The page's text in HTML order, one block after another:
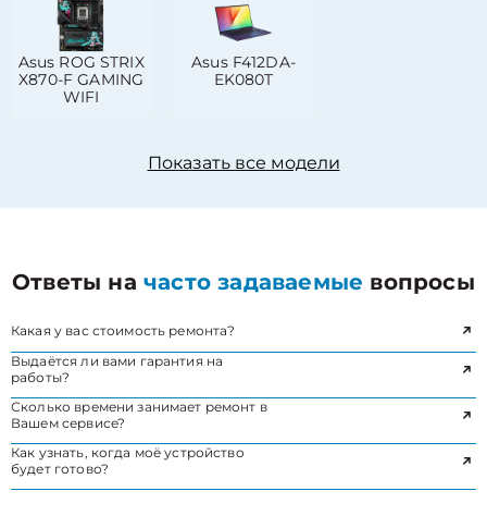
Asus ROG STRIX
X870-F GAMING
WIFI
Asus F412DA-
EK080T
Показать все модели
Ответы начасто задаваемые вопросы
Какая у вас стоимость ремонта?
Выдаётся ли вами гарантия на
работы?
Сколько времени занимает ремонт в
Вашем сервисе?
Как узнать, когда моё устройство
будет готово?